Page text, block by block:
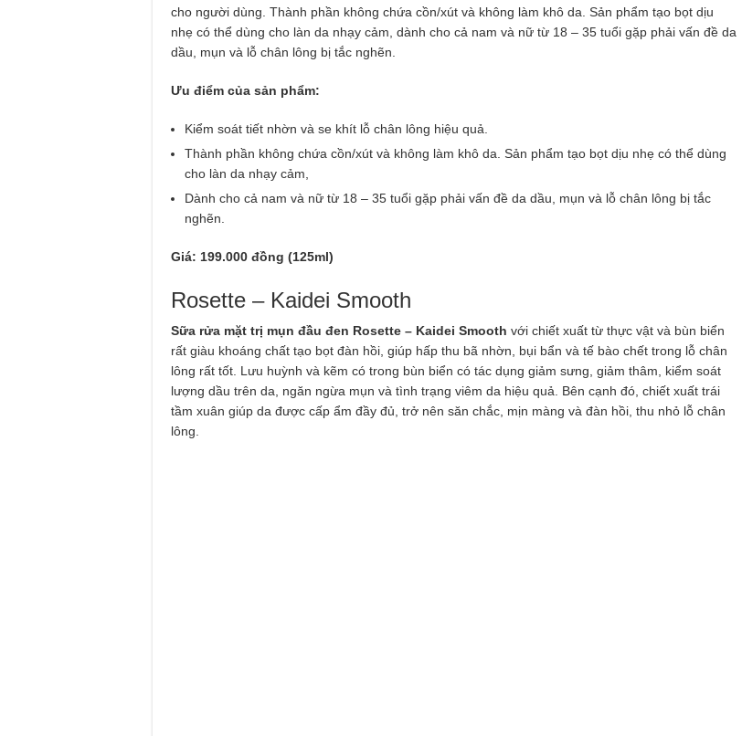
cho người dùng. Thành phần không chứa cồn/xút và không làm khô da. Sản phẩm tạo bọt dịu
nhẹ có thể dùng cho làn da nhạy cảm, dành cho cả nam và nữ từ 18 – 35 tuổi gặp phải vấn đề da
dầu, mụn và lỗ chân lông bị tắc nghẽn.
Ưu điểm của sản phẩm:
Kiểm soát tiết nhờn và se khít lỗ chân lông hiệu quả.
Thành phần không chứa cồn/xút và không làm khô da. Sản phẩm tạo bọt dịu nhẹ có thể dùng
cho làn da nhạy cảm,
Dành cho cả nam và nữ từ 18 – 35 tuổi gặp phải vấn đề da dầu, mụn và lỗ chân lông bị tắc
nghẽn.
Giá: 199.000 đồng (125ml)
Rosette – Kaidei Smooth
Sữa rửa mặt trị mụn đầu đen Rosette – Kaidei Smooth với chiết xuất từ thực vật và bùn biển
rất giàu khoáng chất tạo bọt đàn hồi, giúp hấp thu bã nhờn, bụi bẩn và tế bào chết trong lỗ chân
lông rất tốt. Lưu huỳnh và kẽm có trong bùn biển có tác dụng giảm sưng, giảm thâm, kiểm soát
lượng dầu trên da, ngăn ngừa mụn và tình trạng viêm da hiệu quả. Bên cạnh đó, chiết xuất trái
tầm xuân giúp da được cấp ẩm đầy đủ, trở nên săn chắc, mịn màng và đàn hồi, thu nhỏ lỗ chân
lông.